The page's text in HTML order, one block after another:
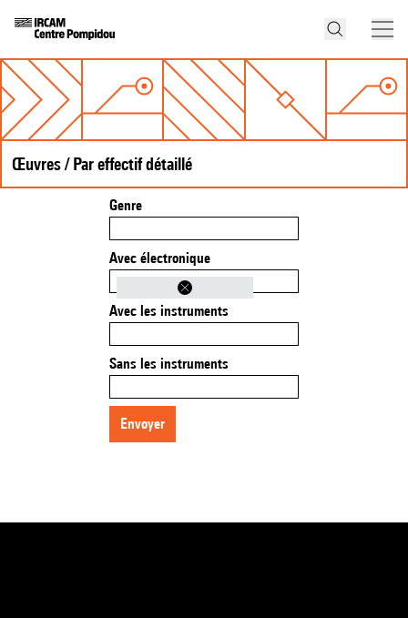
Œuvres / Par effectif détaillé
Genre
Avec électronique
Avec les instruments
Sans les instruments
envoyer